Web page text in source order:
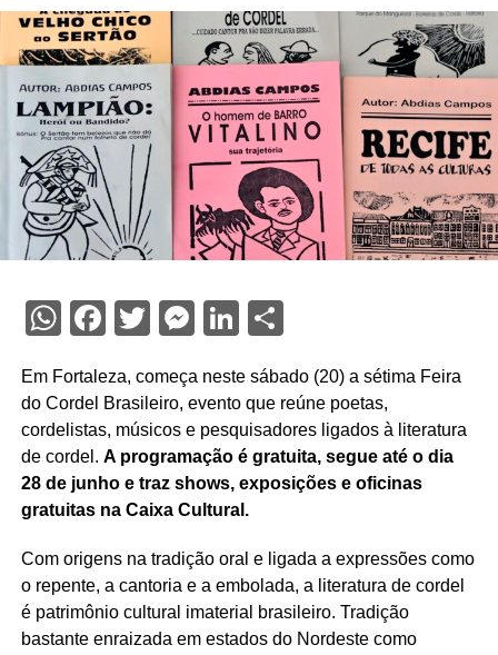
WhatsApp
Facebook
Twitter
Messenger
LinkedIn
Share
Em Fortaleza, começa neste sábado (20) a sétima Feira
do Cordel Brasileiro, evento que reúne poetas,
cordelistas, músicos e pesquisadores ligados à literatura
de cordel. A programação é gratuita, segue até o dia
28 de junho e traz shows, exposições e oficinas
gratuitas na Caixa Cultural.
Com origens na tradição oral e ligada a expressões como
o repente, a cantoria e a embolada, a literatura de cordel
é patrimônio cultural imaterial brasileiro. Tradição
bastante enraizada em estados do Nordeste como